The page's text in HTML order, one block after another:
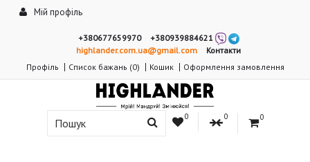
Мій профіль
+380677659970
+380939884621
highlander.com.ua@gmail.com
Контакти
Профіль
Список бажань (0) Кошик Оформлення замовлення
0 0 0